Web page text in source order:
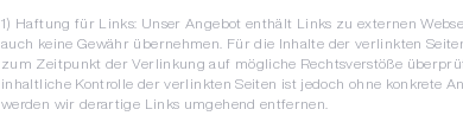
1) Haftung für Links: Unser Angebot enthält Links zu externen
auch keine Gewähr übernehmen. Für die Inhalte der verlinkten
zum Zeitpunkt der Verlinkung auf mögliche Rechtsverstöße
inhaltliche Kontrolle der verlinkten Seiten ist jedoch ohne konkrete
werden wir derartige Links umgehend entfernen.